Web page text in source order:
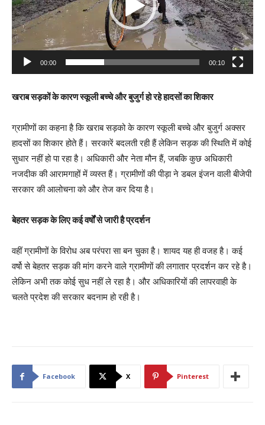
o
P
l
a
r
00:00 00:10
खराब सड़कों के कारण स्कूली बच्चे और बुजुर्ग हो रहे हादसों का शिकार
ग्रामीणों का कहना है कि खराब सड़को के कारण स्कूली बच्चे और बुजुर्ग अक्सर
हादसों का शिकार होते हैं। सरकारें बदलती रही हैं लेकिन सड़क की स्थिति में कोई
सुधार नहीं हो पा रहा है। अधिकारी और नेता मौन हैं, जबकि कुछ अधिकारी
नजदीक की आरामगाहों में व्यस्त हैं। ग्रामीणों की पीड़ा ने डबल इंजन वाली बीजेपी
सरकार की आलोचना को और तेज कर दिया है।
बेहतर सड़क के लिए कई वर्षों से जारी है प्रदर्शन
वहीं ग्रामीणों के विरोध अब परंपरा सा बन चुका है। शायद यह ही वजह है। कई
वर्षो से बेहतर सड़क की मांग करने वाले ग्रामीणों की लगातार प्रदर्शन कर रहे है।
लेकिन अभी तक कोई सुध नहीं ले रहा है। और अधिकारियों की लापरवाही के
चलते प्रदेश की सरकार बदनाम हो रही है।
Facebook X Pinterest